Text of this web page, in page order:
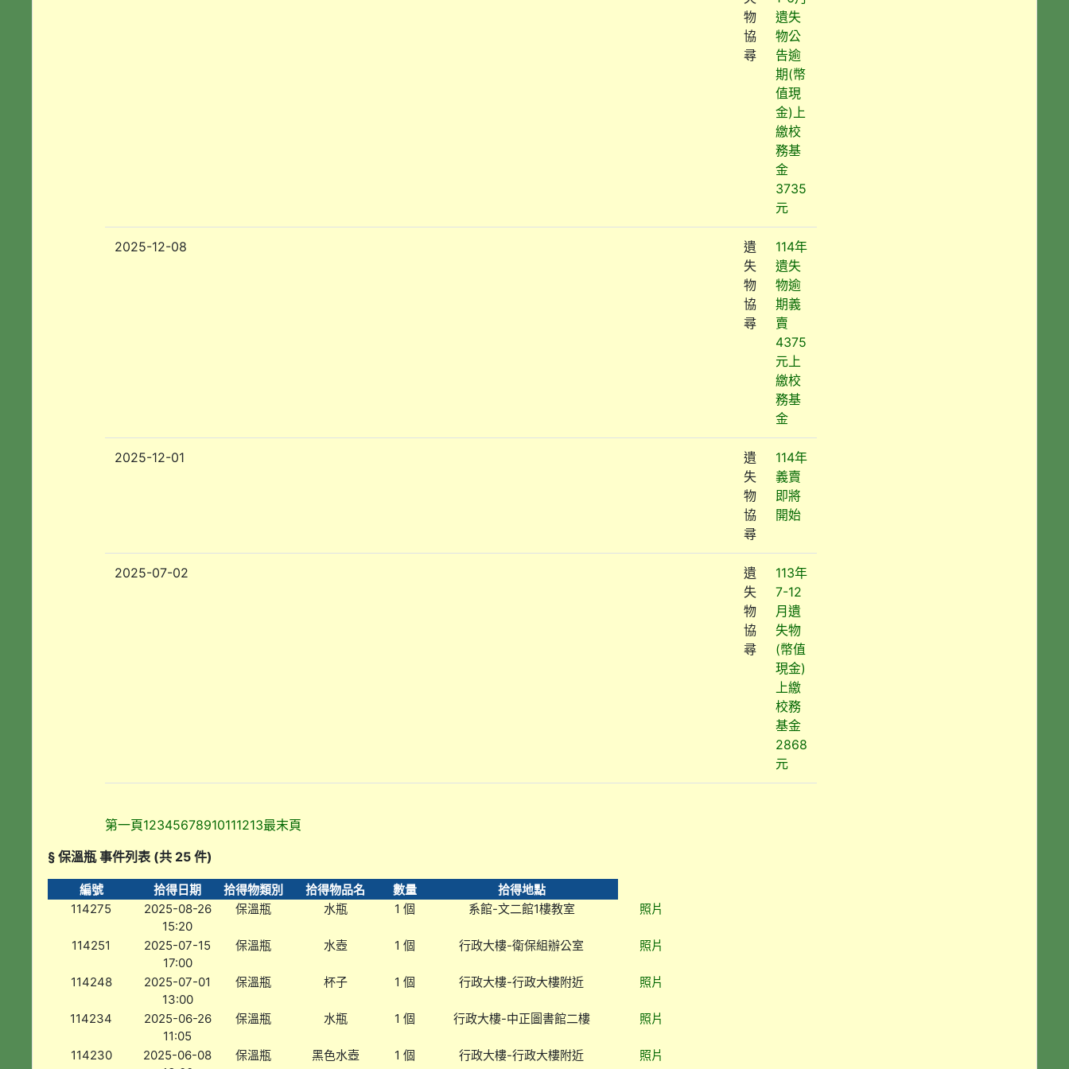
物
協
尋
遺失
物公
告逾
期(幣
值現
金)上
繳校
務基
金
3735
元
2025-12-08
遺
失
物
協
尋
114年
遺失
物逾
期義
賣
4375
元上
繳校
務基
金
2025-12-01
遺
失
物
協
尋
114年
義賣
即將
開始
2025-07-02
遺
失
物
協
尋
113年
7-12
月遺
失物
(幣值
現金)
上繳
校務
基金
2868
元
第一頁12345678910111213最末頁
§ 保溫瓶 事件列表 (共 25 件)
編號 拾得日期 拾得物類別 拾得物品名 數量
拾得地點
114275
2025-08-26
15:20
保溫瓶 水瓶 1 個 系館-文二館1樓教室 照片
114251
2025-07-15
17:00
保溫瓶 水壺 1 個 行政大樓-衛保組辦公室 照片
114248
2025-07-01
13:00
保溫瓶 杯子 1 個 行政大樓-行政大樓附近 照片
114234
2025-06-26
11:05
保溫瓶 水瓶 1 個 行政大樓-中正圖書館二樓 照片
114230
2025-06-08
保溫瓶 黑色水壺 1 個 行政大樓-行政大樓附近 照片